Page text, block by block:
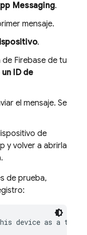
Messaging.
mensaje.
.
Firebase de tu
ID de
el mensaje. Se
de
y volver a abrirla
de prueba,